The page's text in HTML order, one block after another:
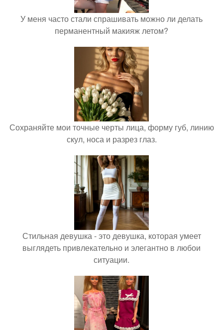
У меня часто стали спрашивать можно ли делать
перманентный макияж летом?
Сохраняйте мои точные черты лица, форму губ, линию
скул, носа и разрез глаз.
Стильная девушка - это девушка, которая умеет
выглядеть привлекательно и элегантно в любои
ситуации.